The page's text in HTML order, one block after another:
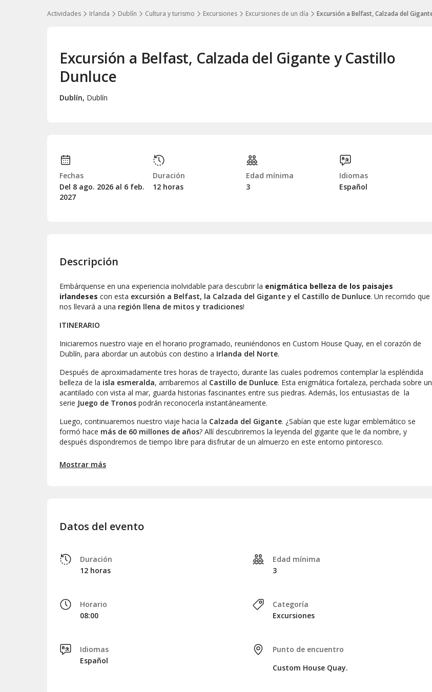
Actividades Irlanda Dublín Cultura y turismo Excursiones Excursiones de un día
Excursión a Belfast, Calzada del Gigante y Castillo
Dunluce
Dublín, Dublín
Fechas
Del 8 ago. 2026 al 6 feb.
2027
Duración
12 horas
Edad mínima
3
Idiomas
Español
Descripción
Embárquense en una experiencia inolvidable para descubrir la enigmática belleza de los paisajes
irlandeses con esta excursión a Belfast, la Calzada del Gigante y el Castillo de Dunluce. Un recorrido que
nos llevará a una región llena de mitos y tradiciones!
ITINERARIO
Iniciaremos nuestro viaje en el horario programado, reuniéndonos en Custom House Quay, en el corazón de
Dublín, para abordar un autobús con destino a Irlanda del Norte.
Después de aproximadamente tres horas de trayecto, durante las cuales podremos contemplar la espléndida
belleza de la isla esmeralda, arribaremos al Castillo de Dunluce. Esta enigmática fortaleza, perchada sobre un
acantilado con vista al mar, guarda historias fascinantes entre sus piedras. Además, los entusiastas de la
serie Juego de Tronos podrán reconocerla instantáneamente.
Luego, continuaremos nuestro viaje hacia la Calzada del Gigante. ¿Sabían que este lugar emblemático se
formó hace más de 60 millones de años? Allí descubriremos la leyenda del gigante que le da nombre, y
después dispondremos de tiempo libre para disfrutar de un almuerzo en este entorno pintoresco.
La excursión concluirá en
Visitaremos el famoso
Mostrar más
Datos del evento
Duración
12 horas
Horario
08:00
Idiomas
Español
Edad mínima
3
Categoría
Excursiones
Punto de encuentro
Custom House Quay.